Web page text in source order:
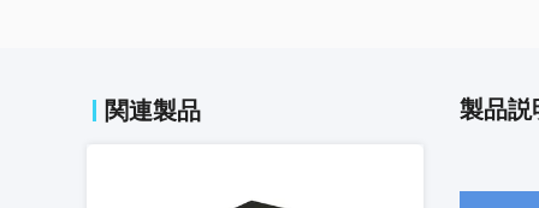
関連製品 製品説